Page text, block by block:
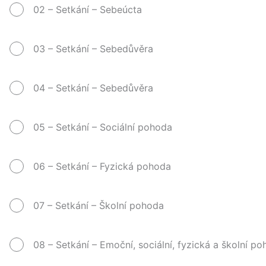
02 – Setkání – Sebeúcta
03 – Setkání – Sebedůvěra
04 – Setkání – Sebedůvěra
05 – Setkání – Sociální pohoda
06 – Setkání – Fyzická pohoda
07 – Setkání – Školní pohoda
08 – Setkání – Emoční, sociální, fyzická a školní